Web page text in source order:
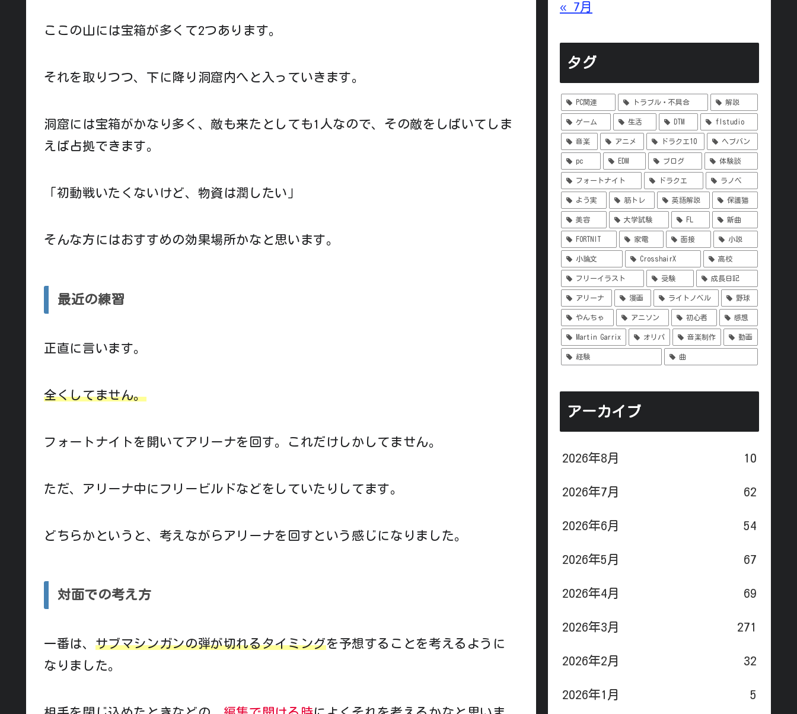
ここの山には宝箱が多くて2つあります。
それを取りつつ、下に降り洞窟内へと入っていきます。
洞窟には宝箱がかなり多く、敵も来たとしても1人なので、その敵をしばいてしま
えば占拠できます。
「初動戦いたくないけど、物資は潤したい」
そんな方にはおすすめの効果場所かなと思います。
最近の練習
正直に言います。
全くしてません。
フォートナイトを開いてアリーナを回す。これだけしかしてません。
ただ、アリーナ中にフリービルドなどをしていたりしてます。
どちらかというと、考えながらアリーナを回すという感じになりました。
対面での考え方
一番は、 サブマシンガンの弾が切れるタイミングを予想することを考えるように
なりました。
« 7月
タグ
PC関連 トラブル・不具合 解説
ゲーム 生活 DTM flstudio
音楽 アニメ ドラクエ10 ヘブバン
pc EDM ブログ 体験談
フォートナイト ドラクエ ラノベ
よう実 筋トレ 英語解説 保護猫
美容 大学試験 FL 新曲
FORTNIT 家電 面接 小説
小論文 CrosshairX 高校
フリーイラスト 受験 成長日記
アリーナ 漫画 ライトノベル 野球
やんちゃ アニソン 初心者 感想
Martin Garrix オリパ 音楽制作 動画
経験 曲
アーカイブ
2026年8月 10
2026年7月 62
2026年6月 54
2026年5月 67
2026年4月 69
2026年3月 271
2026年2月 32
2026年1月 5